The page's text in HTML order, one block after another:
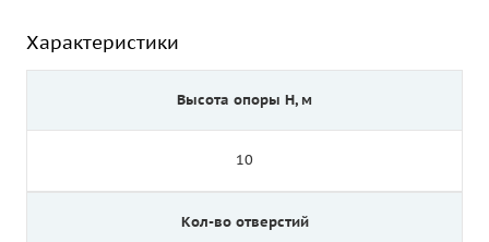
Характеристики
Высота опоры Н, м
10
Кол-во отверстий